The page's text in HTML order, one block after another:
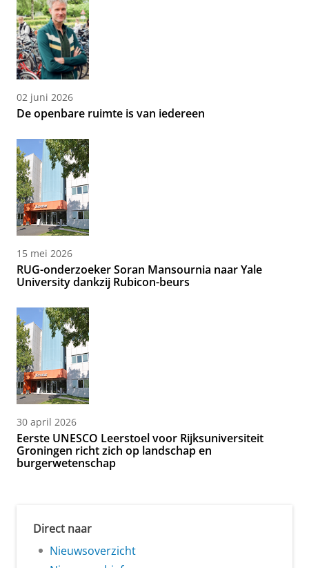
02 juni 2026
De openbare ruimte is van iedereen
15 mei 2026
RUG-onderzoeker Soran Mansournia naar Yale
University dankzij Rubicon-beurs
30 april 2026
Eerste UNESCO Leerstoel voor Rijksuniversiteit
Groningen richt zich op landschap en
burgerwetenschap
Direct naar
Nieuwsoverzicht